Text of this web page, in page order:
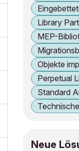
Library
MEP-
Objekte
Perpetual
Standard
Neue